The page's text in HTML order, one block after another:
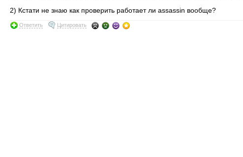
2) Кстати не знаю как проверить работает ли assassin вообще?
Ответить Цитировать